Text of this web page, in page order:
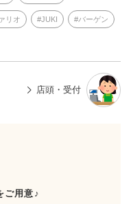
リオ JUKI バーゲン
店頭・受付
ご用意♪